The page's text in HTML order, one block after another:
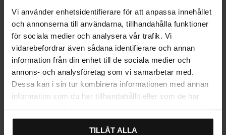
Vi använder enhetsidentifierare för att anpassa innehållet
och annonserna till användarna, tillhandahålla funktioner
för sociala medier och analysera vår trafik. Vi
vidarebefordrar även sådana identifierare och annan
information från din enhet till de sociala medier och
annons- och analysföretag som vi samarbetar med.
Dessa kan i sin tur kombinera informationen med annan
information som du har tillhandahållit eller som de har
TILLÅT ALLA
LED-list Mono Flexline
Lagre som favoritt
Driver til LED-belysning
På lager